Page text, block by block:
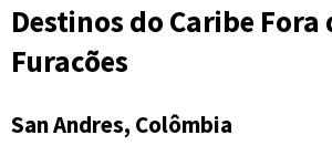
Destinos do Caribe Fora
Furacões
San Andres, Colômbia